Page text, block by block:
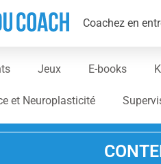
Coachez en
Jeux E-books
et Neuroplasticité